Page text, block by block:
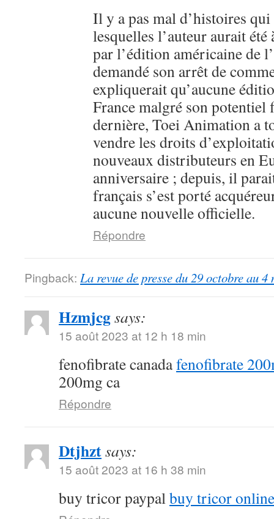
Il y a pas mal d’histoires
lesquelles l’auteur aurait
par l’édition américaine de
demandé son arrêt de
expliquerait qu’aucune
France malgré son potentiel
dernière, Toei Animation a
vendre les droits
nouveaux distributeurs en
anniversaire ; depuis, il
français s’est porté
aucune nouvelle officielle.
Répondre
Pingback: La revue de presse du 29 octobre au
Hzmjcgsays:
15 août 2023 at 12 h 18 min
fenofibrate canadafenofibrate
200mg ca
Répondre
Dtjhztsays:
15 août 2023 at 16 h 38 min
buy tricor paypalbuy tricor online